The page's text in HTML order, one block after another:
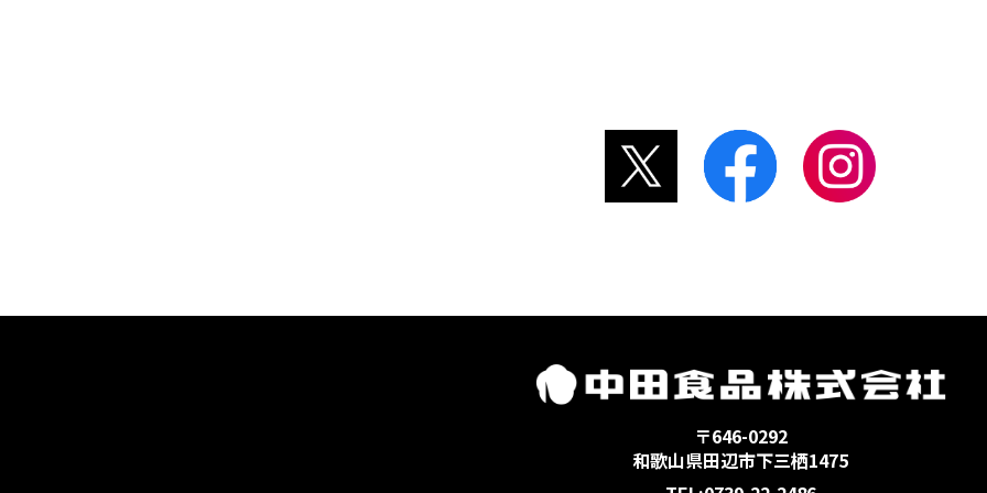
〒646-0292
和歌山県田辺市下三栖1475